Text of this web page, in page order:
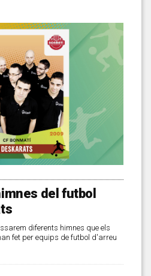
del futbol
diferents himnes que els
fet per equips de futbol d'arreu